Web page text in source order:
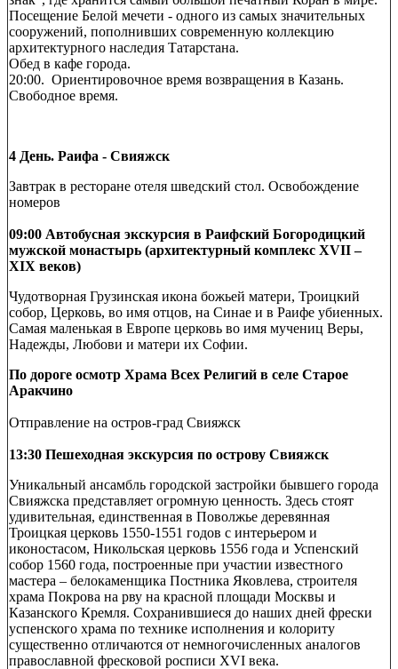
Посещение Белой мечети - одного из самых значительных
сооружений, пополнивших современную коллекцию
архитектурного наследия Татарстана.
Обед в кафе города.
20:00. Ориентировочное время возвращения в Казань.
Свободное время.
4 День. Раифа - Свияжск
Завтрак в ресторане отеля шведский стол. Освобождение
номеров
09:00 Автобусная экскурсия в Раифский Богородицкий
мужской монастырь (архитектурный комплекс ХVII –
ХIХ веков)
Чудотворная Грузинская икона божьей матери, Троицкий
собор, Церковь, во имя отцов, на Синае и в Раифе убиенных.
Самая маленькая в Европе церковь во имя мучениц Веры,
Надежды, Любови и матери их Софии.
По дороге осмотр Храма Всех Религий в селе Старое
Аракчино
Отправление на остров-град Свияжск
13:30 Пешеходная экскурсия по острову Свияжск
Уникальный ансамбль городской застройки бывшего города
Свияжска представляет огромную ценность. Здесь стоят
удивительная, единственная в Поволжье деревянная
Троицкая церковь 1550-1551 годов с интерьером и
иконостасом, Никольская церковь 1556 года и Успенский
собор 1560 года, построенные при участии известного
мастера – белокаменщика Постника Яковлева, строителя
храма Покрова на рву на красной площади Москвы и
Казанского Кремля. Сохранившиеся до наших дней фрески
успенского храма по технике исполнения и колориту
существенно отличаются от немногочисленных аналогов
православной фресковой росписи XVI века.